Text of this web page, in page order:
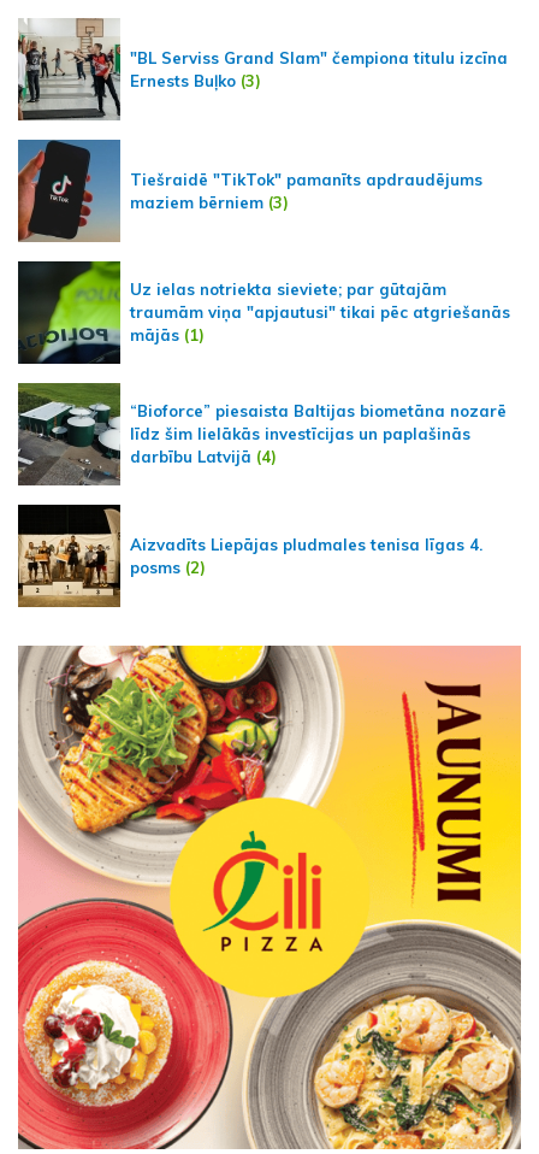
"BL Serviss Grand Slam" čempiona titulu izcīna
Ernests Buļko (3)
Tiešraidē "TikTok" pamanīts apdraudējums
maziem bērniem (3)
Uz ielas notriekta sieviete; par gūtajām
traumām viņa "apjautusi" tikai pēc atgriešanās
mājās (1)
“Bioforce” piesaista Baltijas biometāna nozarē
līdz šim lielākās investīcijas un paplašinās
darbību Latvijā (4)
Aizvadīts Liepājas pludmales tenisa līgas 4.
posms (2)